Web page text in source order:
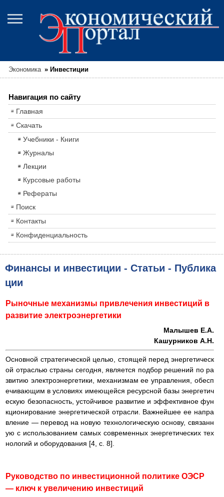
Экономика » Инвестиции
Навигация по сайту
Главная
Скачать
Учебники - Книги
Журналы
Лекции
Курсовые работы
Рефераты
Поиск
Контакты
Конфиденциальность
Финансы и инвестиции - Статьи - Публика
ции
Рыночные механизмы привлечения инвестиций в
развитие электроэнергетики
Малышев Е.А.
Кашурников А.Н.
Основной стратегической целью, стоящей перед энергетическ
ой отраслью страны сегодня, является подбор решений по ра
звитию электроэнергетики, механизмам ее управления, обесп
ечивающим в условиях имеющейся ресурсной базы энергетич
ескую безопасность, устойчивое развитие и эффективное фун
кционирование энергетической отрасли. Важнейшее ее напра
вление — перевод на новую технологическую основу, связанн
ую с использованием самых современных энергетических тех
нологий и оборудования [4, с. 8].
Руководство по инвестиционной политике ОЭСР
— ключ к увеличению инвестиций